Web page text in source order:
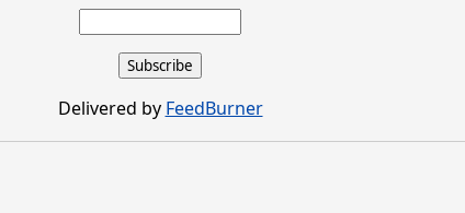
Delivered by FeedBurner